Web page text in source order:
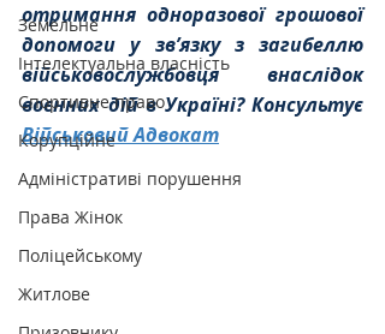
Земельне
Інтелектуальна власність
Спортивне право
Корупційне
Адміністративі порушення
Права Жінок
Поліцейському
Житлове
отримання одноразової грошової
допомоги у зв’язку з загибеллю
військовослужбовця внаслідок
Військовий Адвокат